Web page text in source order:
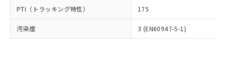
PTI（トラッキング特性） 175
汚染度 3 (EN60947-5-1)
あります。
登録された部品リストについて、当社
※3 非含有証明書ダウンロード
「－」：未確認です。当社販売部門へお問